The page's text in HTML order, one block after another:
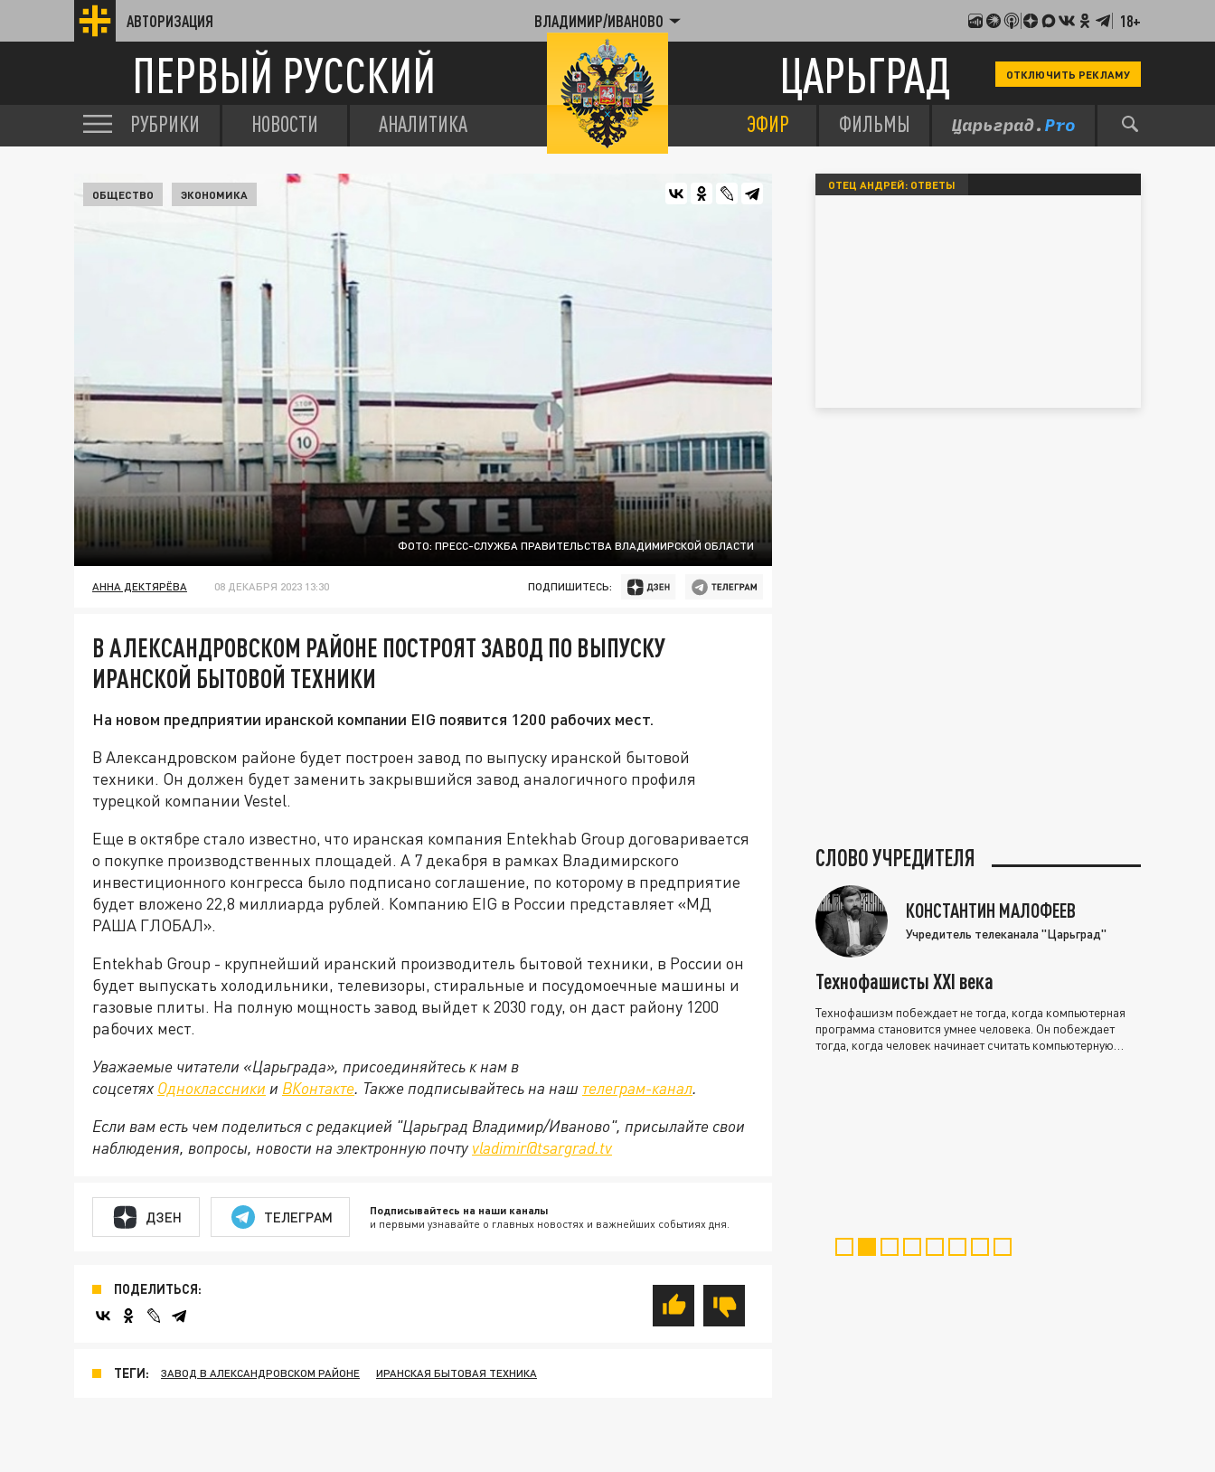
АВТОРИЗАЦИЯ ВЛАДИМИР/ИВАНОВО 18+
ПЕРВЫЙ РУССКИЙ ЦАРЬГРАД ОТКЛЮЧИТЬ РЕКЛАМУ
РУБРИКИ НОВОСТИ АНАЛИТИКА ЭФИР ФИЛЬМЫ
ФОТО: ПРЕСС-СЛУЖБА ПРАВИТЕЛЬСТВА ВЛАДИМИРСКОЙ ОБЛАСТИ
ОБЩЕСТВО ЭКОНОМИКА
АННА ДЕКТЯРЁВА 08 ДЕКАБРЯ 2023 13:30 ПОДПИШИТЕСЬ:
В АЛЕКСАНДРОВСКОМ РАЙОНЕ ПОСТРОЯТ ЗАВОД ПО ВЫПУСКУ
ИРАНСКОЙ БЫТОВОЙ ТЕХНИКИ
На новом предприятии иранской компании EIG появится 1200 рабочих мест.
В Александровском районе будет построен завод по выпуску иранской бытовой
техники. Он должен будет заменить закрывшийся завод аналогичного профиля
турецкой компании Vestel.
Еще в октябре стало известно, что иранская компания Entekhab Group договаривается
о покупке производственных площадей. А 7 декабря в рамках Владимирского
инвестиционного конгресса было подписано соглашение, по которому в предприятие
будет вложено 22,8 миллиарда рублей. Компанию EIG в России представляет «МД
РАША ГЛОБАЛ».
Entekhab Group - крупнейший иранский производитель бытовой техники, в России он
будет выпускать холодильники, телевизоры, стиральные и посудомоечные машины и
газовые плиты. На полную мощность завод выйдет к 2030 году, он даст району 1200
рабочих мест.
Уважаемые читатели «Царьграда», присоединяйтесь к нам в
соцсетях Одноклассники и ВКонтакте. Также подписывайтесь на наш телеграм-канал.
Если вам есть чем поделиться с редакцией "Царьград Владимир/Иваново", присылайте свои
наблюдения, вопросы, новости на электронную почту vladimir@tsargrad.tv
ДЗЕН ТЕЛЕГРАМ Подписывайтесь на наши каналы
и первыми узнавайте о главных новостях и важнейших событиях дня.
ПОДЕЛИТЬСЯ:
ТЕГИ: ЗАВОД В АЛЕКСАНДРОВСКОМ РАЙОНЕ ИРАНСКАЯ БЫТОВАЯ ТЕХНИКА
ОТЕЦ АНДРЕЙ: ОТВЕТЫ
СЛОВО УЧРЕДИТЕЛЯ
КОНСТАНТИН МАЛОФЕЕВ
Учредитель телеканала "Царьград"
Технофашисты XXI века
Технофашизм побеждает не тогда, когда компьютерная
программа становится умнее человека. Он побеждает
тогда, когда человек начинает считать компьютерную